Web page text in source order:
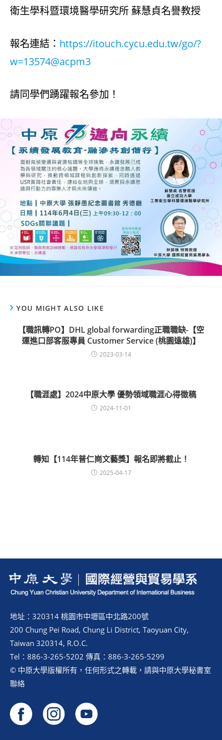
衛生學科暨環境醫學研究所 蘇慧貞名譽教授
報名連結： https://itouch.cycu.edu.tw/go/?
w=13574@acpm3
請同學們踴躍報名參加！
YOU MIGHT ALSO LIKE
【職訊轉PO】DHL global forwarding正職職缺-【空
運進口部客服專員 Customer Service (桃園遠雄)】
2023-03-14
【職涯處】2024中原大學 優勢領域職涯心得徵稿
2024-11-01
轉知【114年普仁崗文藝獎】報名即將截止！
2025-04-17
地址：320314 桃園市中壢區中北路200號
200 Chung Pei Road, Chung Li District, Taoyuan City,
Taiwan 320314, R.O.C.
Tel：886-3-265-5202 傳真：886-3-265-5299
© 中原大學版權所有，任何形式之轉載，請與中原大學秘書室
聯絡